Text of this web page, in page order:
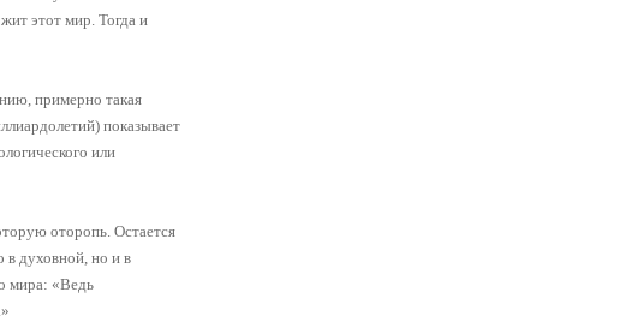
этот мир. Тогда и
примерно такая
показывает
или
оторопь. Остается
в духовной, но и в
мира: «Ведь